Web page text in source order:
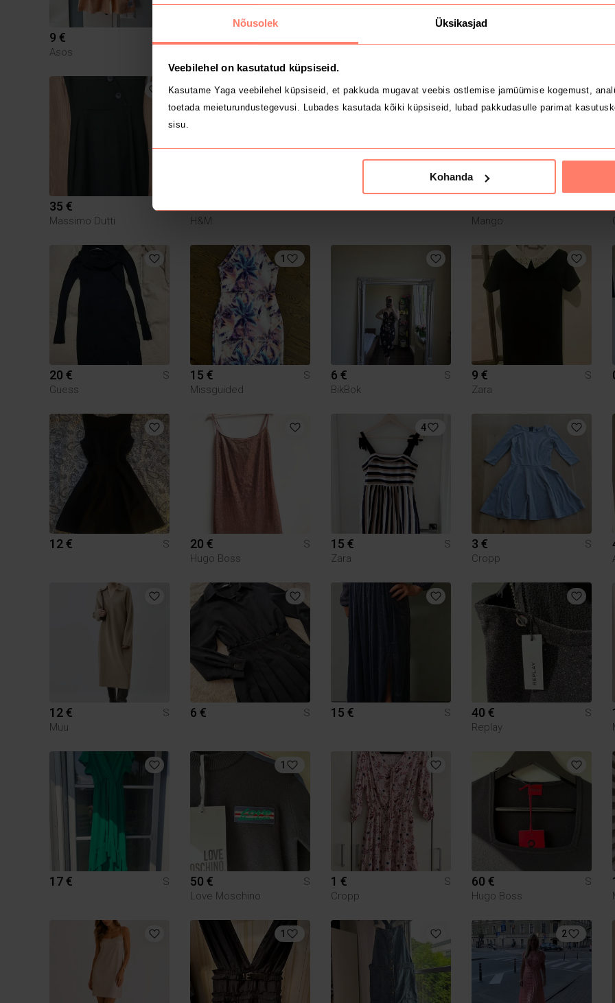
Nõusolek Üksikasjad
Veebilehel on kasutatud küpsiseid.
Kasutame Yaga veebilehel küpsiseid, et pakkuda mugavat veebis ostlemise jamüümise kogemust,
toetada meieturundustegevusi. Lubades kasutada kõiki küpsiseid, lubad pakkudasulle parimat
sisu.
Kohanda
9 €
Asos
35 €
Massimo Dutti
H&M
Mango
20 €
S
Guess
1
15 €
S
Missguided
6 €
S
BikBok
9 €
S
Zara
12 € S 20 €
S
Hugo Boss
4
15 €
S
Zara
3 €
S
Cropp
12 €
S
Muu
6 € S 15 € S 40 €
S
Replay
17 € S
1
50 €
S
Love Moschino
1 €
S
Cropp
60 €
S
Hugo Boss
1 2